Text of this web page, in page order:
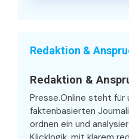
Redaktion &
Redaktion &
Presse.Online steht für
faktenbasierten
ordnen ein und